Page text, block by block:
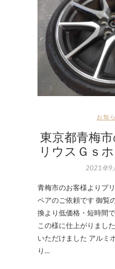
お知
東京都青梅
リウスＧｓ
2021年9
青梅市のお客様よりプリウスＧｓホイール傷リ
ペアのご依頼です 御覧
換より低価格・短時間
この様に仕上がりまし
いただけました アルミ
り…